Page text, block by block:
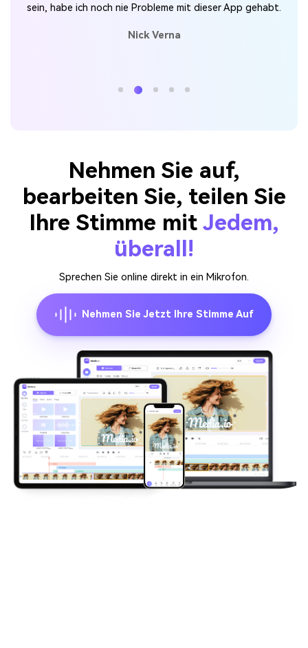
sein, habe ich noch nie Probleme mit dieser App gehabt.
Nick Verna
Nehmen Sie auf,
bearbeiten Sie, teilen Sie
Ihre Stimme mit Jedem,
überall!
Sprechen Sie online direkt in ein Mikrofon.
Nehmen Sie Jetzt Ihre Stimme Auf